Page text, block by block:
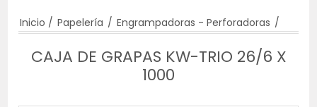
Inicio / Papelería / Engrampadoras - Perforadoras /
CAJA DE GRAPAS KW-TRIO 26/6 X
1000